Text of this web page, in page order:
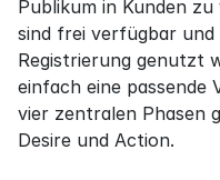
Publikum in Kunden
sind frei verfügbar
Registrierung genutzt
einfach eine passende
vier zentralen Phasen
Desire und Action.